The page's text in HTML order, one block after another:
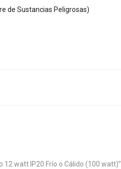
de Sustancias Peligrosas)
12 watt IP20 Frío o Cálido (100 watt)”